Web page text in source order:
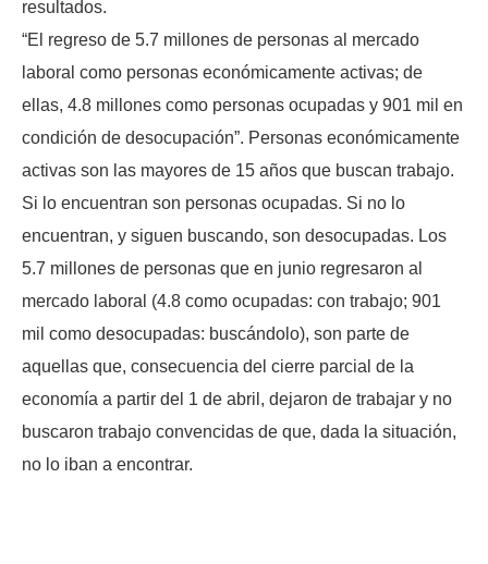
resultados.
“El regreso de 5.7 millones de personas al mercado
laboral como personas económicamente activas; de
ellas, 4.8 millones como personas ocupadas y 901 mil en
condición de desocupación”. Personas económicamente
activas son las mayores de 15 años que buscan trabajo.
Si lo encuentran son personas ocupadas. Si no lo
encuentran, y siguen buscando, son desocupadas. Los
5.7 millones de personas que en junio regresaron al
mercado laboral (4.8 como ocupadas: con trabajo; 901
mil como desocupadas: buscándolo), son parte de
aquellas que, consecuencia del cierre parcial de la
economía a partir del 1 de abril, dejaron de trabajar y no
buscaron trabajo convencidas de que, dada la situación,
no lo iban a encontrar.